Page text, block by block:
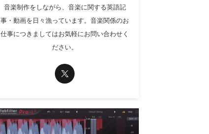
音楽制作をしながら、音楽に関する英語記
事・動画を日々漁っています。音楽関係のお
仕事につきましてはお気軽にお問い合わせく
ださい。